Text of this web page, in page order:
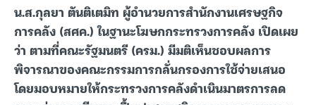
น.ส.กุลยา ตันติเตมิท ผู้อำนวยการสำนักงานเศรษฐกิจ
การคลัง (สศค.) ในฐานะโฆษกกระทรวงการคลัง เปิดเผย
ว่า ตามที่คณะรัฐมนตรี (ครม.) มีมติเห็นชอบผลการ
พิจารณาของคณะกรรมการกลั่นกรองการใช้จ่ายเสนอ
โดยมอบหมายให้กระทรวงการคลังดำเนินมาตรการลด